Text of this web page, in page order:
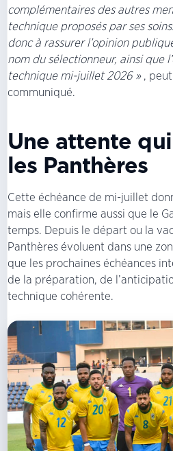
complémentaires des autres
technique proposés par ses
donc à rassurer l’opinion
nom du sélectionneur, ainsi que
technique mi-juillet 2026 »,
communiqué.
Une attente
les Panthères
Cette échéance de mi-juillet
mais elle confirme aussi que le
temps. Depuis le départ ou la
Panthères évoluent dans une
que les prochaines échéances
de la préparation, de
technique cohérente.